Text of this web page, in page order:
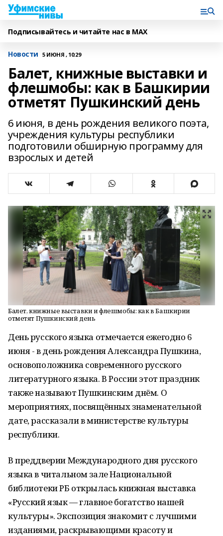
Подписывайтесь и читайте нас в MAX
Новости 5 ИЮНЯ , 10:29
Балет, книжные выставки и
флешмобы: как в Башкирии
отметят Пушкинский день
6 июня, в день рождения великого поэта,
учреждения культуры республики
подготовили обширную программу для
взрослых и детей
Балет, книжные выставки и флешмобы: как в Башкирии
отметят Пушкинский день
День русского языка отмечается ежегодно 6
июня - в день рождения Александра Пушкина,
основоположника современного русского
литературного языка. В России этот праздник
также называют Пушкинским днём. О
мероприятиях, посвящённых знаменательной
дате, рассказали в министерстве культуры
республики.
В преддверии Международного дня русского
языка в читальном зале Национальной
библиотеки РБ открылась книжная выставка
«Русский язык — главное богатство нашей
культуры». Экспозиция знакомит с лучшими
изданиями, раскрывающими красоту и